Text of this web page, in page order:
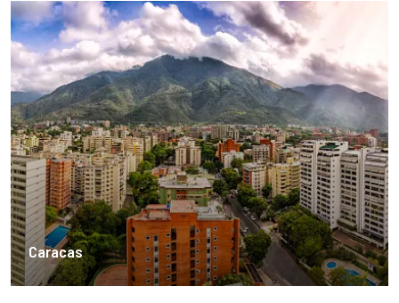
Caracas